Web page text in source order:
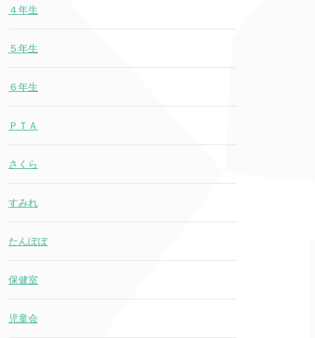
４年生
５年生
６年生
ＰＴＡ
さくら
すみれ
たんぽぽ
保健室
児童会